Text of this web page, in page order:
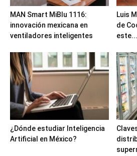
MAN Smart MiBlu 1116:
innovación mexicana en
ventiladores inteligentes
Luis
de
este...
¿Dónde estudiar Inteligencia
Artificial en México?